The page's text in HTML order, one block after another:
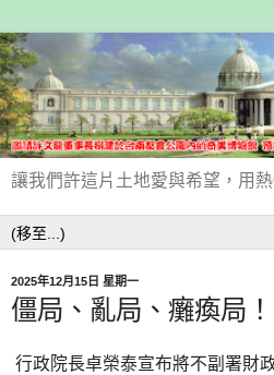
讓我們許這片土地愛與希望，用
2025年12月15日 星期一
僵局、亂局、癱瘓局！
行政院長卓榮泰宣布將不副署財